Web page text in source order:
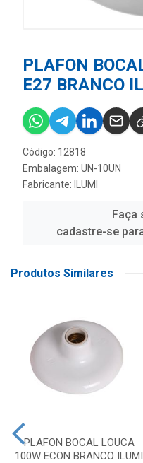
PLAFON
E27 BRANCO
Código: 12818
Embalagem: UN-10UN
Fabricante:
ILUMI
Faça
cadastre-se
Produtos Similares
PLAFON BOCAL LOUCA
100W ECON BRANCO ILUMI